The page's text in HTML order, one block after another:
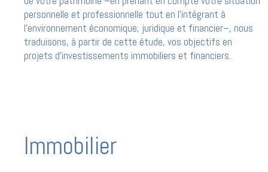
personnelle et professionnelle tout en l’intégrant à
l’environnement économique, juridique et financier–, nous
traduisons, à partir de cette étude, vos objectifs en
projets d’investissements immobiliers et financiers.
Immobilier